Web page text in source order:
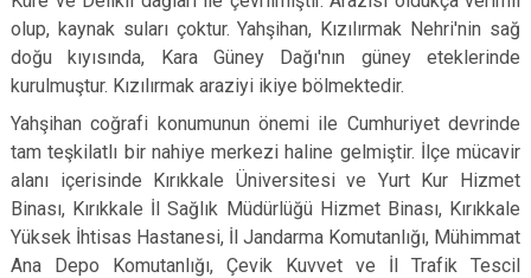
olup, kaynak suları çoktur. Yahşihan, Kızılırmak Nehri'nin sağ
doğu kıyısında, Kara Güney Dağı'nın güney eteklerinde
kurulmuştur. Kızılırmak araziyi ikiye bölmektedir.
Yahşihan coğrafi konumunun önemi ile Cumhuriyet devrinde
tam teşkilatlı bir nahiye merkezi haline gelmiştir. İlçe mücavir
alanı içerisinde Kırıkkale Üniversitesi ve Yurt Kur Hizmet
Binası, Kırıkkale İl Sağlık Müdürlüğü Hizmet Binası, Kırıkkale
Yüksek İhtisas Hastanesi, İl Jandarma Komutanlığı, Mühimmat
Ana Depo Komutanlığı, Çevik Kuvvet ve İl Trafik Tescil